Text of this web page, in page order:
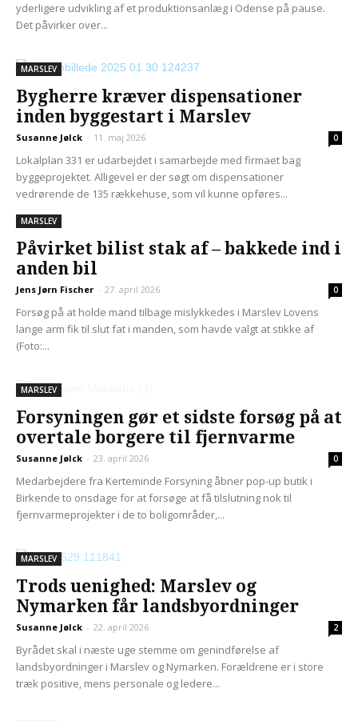
yderligere udvikling af et produktionsanlæg i Odense på pause.
Det påvirker over...
MARSLEV
Bygherre kræver dispensationer
inden byggestart i Marslev
Susanne Jølck - 11. maj 2026 0
Lokalplan 331 er udarbejdet i samarbejde med firmaet bag
byggeprojektet. Alligevel er der søgt om dispensationer
vedrørende de 135 rækkehuse, som vil kunne opføres...
MARSLEV
Påvirket bilist stak af – bakkede ind i
anden bil
Jens Jørn Fischer - 27. april 2026 0
Forsøg på at holde mand tilbage mislykkedes i Marslev Lovens
lange arm fik til slut fat i manden, som havde valgt at stikke af
(Foto:...
MARSLEV
Forsyningen gør et sidste forsøg på at
overtale borgere til fjernvarme
Susanne Jølck - 23. april 2026 0
Medarbejdere fra Kerteminde Forsyning åbner pop-up butik i
Birkende to onsdage for at forsøge at få tilslutning nok til
fjernvarmeprojekter i de to boligområder,...
MARSLEV
Trods uenighed: Marslev og
Nymarken får landsbyordninger
Susanne Jølck - 22. april 2026 2
Byrådet skal i næste uge stemme om genindførelse af
landsbyordninger i Marslev og Nymarken. Forældrene er i store
træk positive, mens personale og ledere...